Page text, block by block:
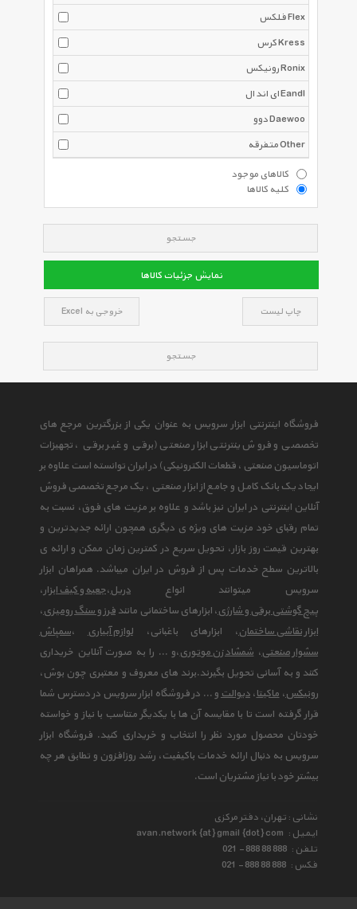
فلکس Flex
کرس Kress
رونیکس Ronix
ای اند ال Eandl
دوو Daewoo
متفرقه Other
کالاهای موجود
کلیه کالاها
جستجو
نمایش جزئیات کالاها
چاپ لیست خروجی به Excel
جستجو
فروشگاه اینترنتی ابزار سرویس به عنوان یکی از بزرگترین مرجع های
تخصصی و فروش ینترنتی ابزار صنعتی (برقی و غیر برقی ، تجهیزات
اتوماسیون صنعتی ، قطعات الکترونیکی) در ایران توانسته است علاوه بر
ایجاد یک بانک کامل و جامع از ابزار صنعتی ، یک مرجع تخصصی فروش
آنلاین اینترنتی در ایران نیز باشد و علاوه بر مزیت های فوق، نسبت به
تمام رقبای خود مزیت های ویژه ی دیگری همچون ارائه جدیدترین و
بهترین قیمت روز بازار، تحویل سریع در کمترین زمان ممکن و ارائه ی
بالاترین سطح خدمات پس از فروش در ایران میباشد. همراهان ابزار
سرویس میتوانند انواع دریل،جعبه و کیف ابزار،
پیچ گوشتی برقی و شارژی، ابزارهای ساختمانی مانند فرز و سنگ رومیزی،
ابزار نقاشی ساختمان، ابزارهای باغبانی،لوازم آبیاری ،سمپاش
سشوار صنعتی،شمشاد زن موتوری،و ... را به صورت آنلاین خریداری
کنند و به آسانی تحویل بگیرند.برند های معروف و معتبری چون بوش،
رونیکس،ماکیتا،دیوالتو ... در فروشگاه ابزار سرویس در دسترس شما
قرار گرفته است تا با مقایسه آن ها با یکدیگر متناسب با نیاز و خواسته
خودتان محصول مورد نظر را انتخاب و خریداری کنید. فروشگاه ابزار
سرویس به دنبال ارائه خدمات باکیفیت، رشد روزافزون و تطابق هر چه
بیشتر خود با نیاز مشتریان است.
نشانی : تهران، دفتر مرکزی
ایمیل : avan.network {at} gmail {dot} com
تلفن : 021 - 888 88 888
فکس : 021 - 888 88 888